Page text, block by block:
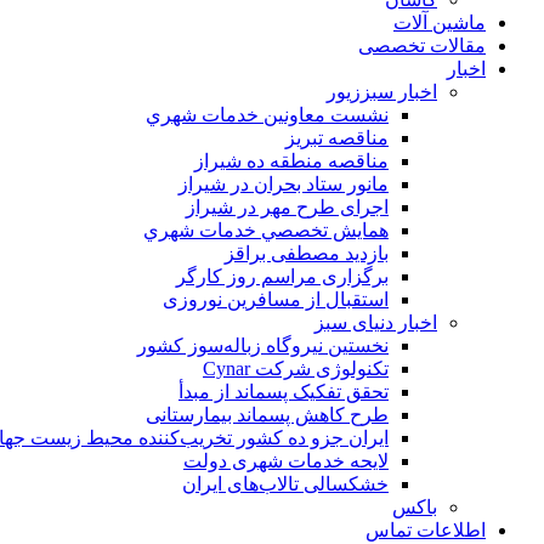
ماشین آلات
مقالات تخصصی
اخبار
اخبار سبززیور
نشست معاونين خدمات شهري
مناقصه تبريز
مناقصه منطقه ده شیراز
مانور ستاد بحران در شیراز
اجرای طرح مهر در شیراز
همايش تخصصي خدمات شهري
بازدید مصطفی براقز
برگزاری مراسم روز کارگر
استقبال از مسافرین نوروزی
اخبار دنیای سبز
نخستین نیروگاه زباله‌سوز کشور
تکنولوژی شرکت Cynar
تحقق تفکیک پسماند از مبدأ
طرح کاهش پسماند بیمارستانی
ايران جزو ده كشور تخريب‌كننده محيط زيست
لایحه خدمات شهری دولت
خشکسالی تالاب‌های ایران
باکس
اطلاعات تماس